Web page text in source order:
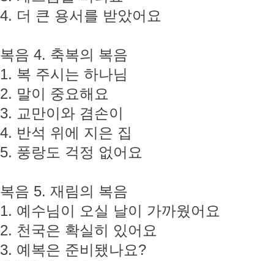
4. 더 큰 용서를 받았어요
복음 4. 축복의 복음
1. 복 주시는 하나님
2. 말이 중요해요
3. 교만이와 겸손이
4. 반석 위에 지은 집
5. 풍랑도 걱정 없어요
복음 5. 재림의 복음
1. 예수님이 오실 날이 가까웠어요
2. 천국은 확실히 있어요
3. 예복은 준비됐나요?